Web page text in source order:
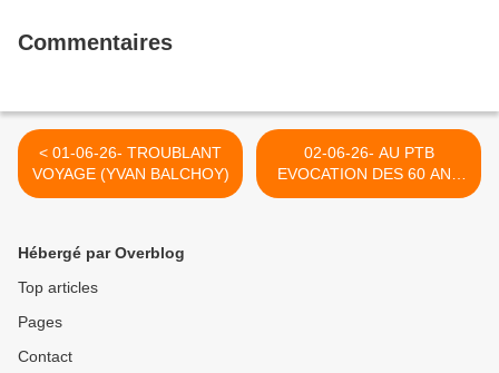
Commentaires
< 01-06-26- TROUBLANT
VOYAGE (YVAN BALCHOY)
02-06-26- AU PTB
EVOCATION DES 60 ANS
DE LUTTE DU PEUPLE
Hébergé par Overblog
Top articles
Pages
Contact